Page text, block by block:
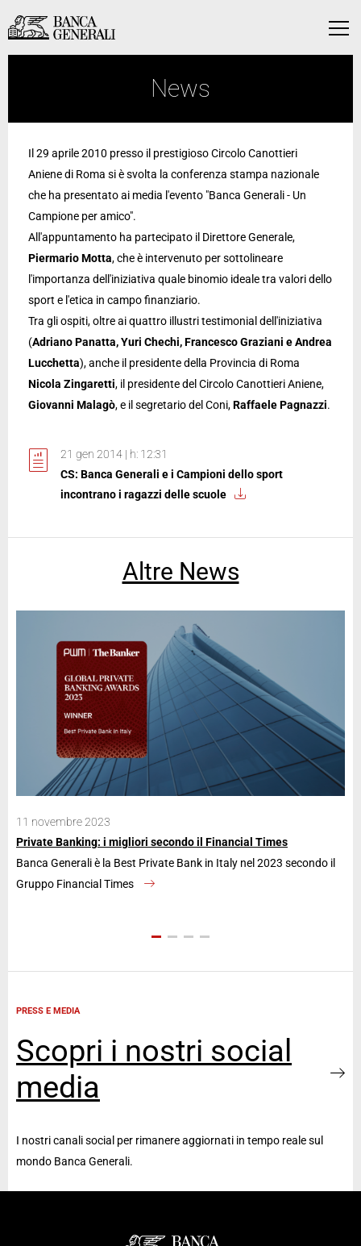
Vai al contenuto principale
Menu
Vai al contenuto principale
News
Il 29 aprile 2010 presso il prestigioso Circolo Canottieri
Aniene di Roma si è svolta la conferenza stampa nazionale
che ha presentato ai media l'evento "Banca Generali - Un
Campione per amico".
All'appuntamento ha partecipato il Direttore Generale,
Piermario Motta, che è intervenuto per sottolineare
l'importanza dell'iniziativa quale binomio ideale tra valori dello
sport e l'etica in campo finanziario.
Tra gli ospiti, oltre ai quattro illustri testimonial dell'iniziativa
(Adriano Panatta, Yuri Chechi, Francesco Graziani e Andrea
Lucchetta), anche il presidente della Provincia di Roma
Nicola Zingaretti, il presidente del Circolo Canottieri Aniene,
Giovanni Malagò, e il segretario del Coni,Raffaele Pagnazzi.
21 gen 2014 | h: 12:31
CS: Banca Generali e i Campioni dello sport
incontrano i ragazzi delle scuole
Altre News
11 novembre 2023
Private Banking: i migliori secondo il Financial Times
Banca Generali è la Best Private Bank in Italy nel 2023 secondo il
Gruppo Financial Times
PRESS E MEDIA
Scopri i nostri social
media
I nostri canali social per rimanere aggiornati in tempo reale sul
mondo Banca Generali.